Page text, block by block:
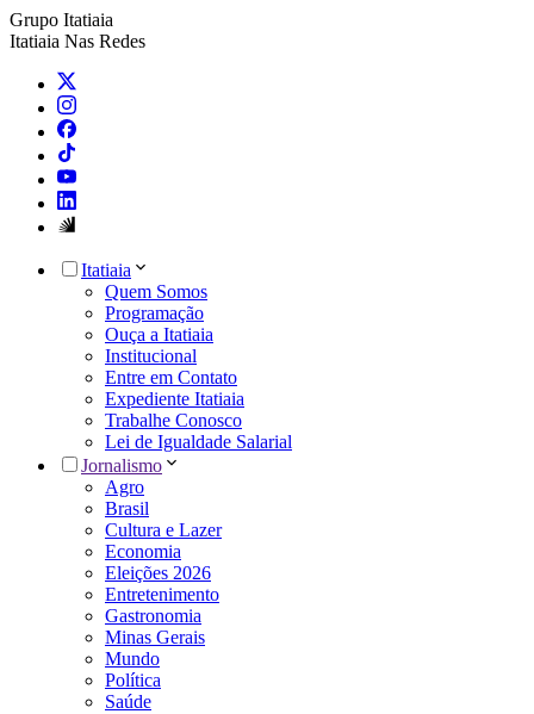
Grupo Itatiaia
Itatiaia Nas Redes
Itatiaia
Quem Somos
Programação
Ouça a Itatiaia
Institucional
Entre em Contato
Expediente Itatiaia
Trabalhe Conosco
Lei de Igualdade Salarial
Jornalismo
Agro
Brasil
Cultura e Lazer
Economia
Eleições 2026
Entretenimento
Gastronomia
Minas Gerais
Mundo
Política
Saúde